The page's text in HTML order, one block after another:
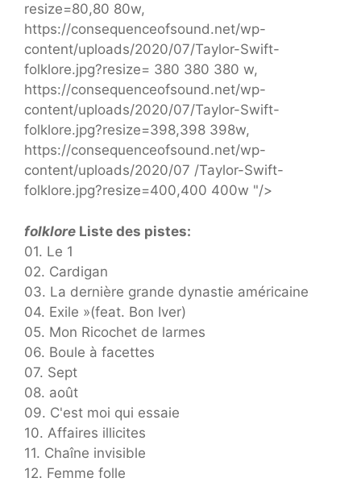
resize=80,80 80w,
https://consequenceofsound.net/wp-
content/uploads/2020/07/Taylor-Swift-
folklore.jpg?resize= 380 380 380 w,
https://consequenceofsound.net/wp-
content/uploads/2020/07/Taylor-Swift-
folklore.jpg?resize=398,398 398w,
https://consequenceofsound.net/wp-
content/uploads/2020/07 /Taylor-Swift-
folklore.jpg?resize=400,400 400w "/>
folklore Liste des pistes:
01. Le 1
02. Cardigan
03. La dernière grande dynastie américaine
04. Exile »(feat. Bon Iver)
05. Mon Ricochet de larmes
06. Boule à facettes
07. Sept
08. août
09. C'est moi qui essaie
10. Affaires illicites
11. Chaîne invisible
12. Femme folle